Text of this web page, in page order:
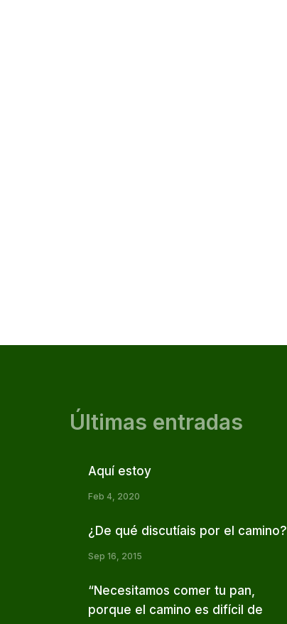
Últimas entradas
Aquí estoy
Feb 4, 2020
¿De qué discutíais por el camino?
Sep 16, 2015
“Necesitamos comer tu pan,
porque el camino es difícil de